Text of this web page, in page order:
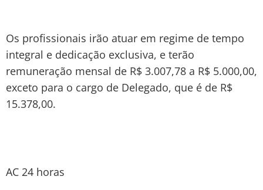
Os profissionais irão atuar em regime de tempo
integral e dedicação exclusiva, e terão
remuneração mensal de R$ 3.007,78 a R$ 5.000,00,
exceto para o cargo de Delegado, que é de R$
15.378,00.
AC 24 horas